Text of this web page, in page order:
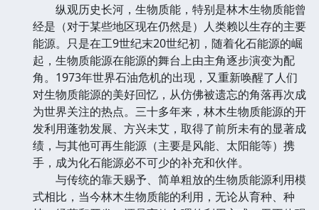
纵观历史长河，生物质能，特别是林木生物质能曾
经是（对于某些地区现在仍然是）人类赖以生存的主要
能源。只是在工9世纪末20世纪初，随着化石能源的崛
起，生物质能源在能源的舞台上由主角逐步演变为配
角。1973年世界石油危机的出现，又重新唤醒了人们
对生物质能源的美好回忆，从仿佛被遗忘的角落再次成
为世界关注的热点。三十多年来，林木生物质能源的开
发利用蓬勃发展、方兴未艾，取得了前所未有的显著成
绩，与其他可再生能源（主要是风能、太阳能等）携
手，成为化石能源必不可少的补充和伙伴。
与传统的靠天赐予、简单粗放的生物质能源利用模
式相比，当今林木生物质能的利用，无论从育种、种